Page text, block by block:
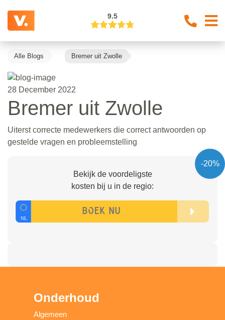
9.5
Alle Blogs Bremer uit Zwolle
28 December 2022
Bremer uit Zwolle
Uiterst correcte medewerkers die correct antwoorden op
gestelde vragen en probleemstelling
-20%
Bekijk de voordeligste
kosten bij u in de regio:
Onderhoud
Algemeen